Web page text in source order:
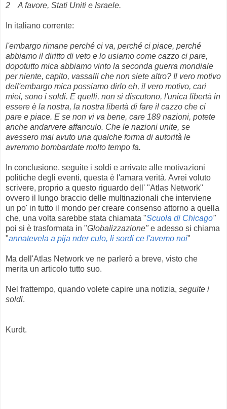
2 A favore, Stati Uniti e Israele.
In italiano corrente:
l'embargo rimane perché ci va, perché ci piace, perché
abbiamo il diritto di veto e lo usiamo come cazzo ci pare,
dopotutto mica abbiamo vinto la seconda guerra mondiale
per niente, capito, vassalli che non siete altro? Il vero motivo
dell'embargo mica possiamo dirlo eh, il vero motivo, cari
miei, sono i soldi. E quelli, non si discutono, l'unica libertà in
essere è la nostra, la nostra libertà di fare il cazzo che ci
pare e piace. E se non vi va bene, care 189 nazioni, potete
anche andarvere affanculo. Che le nazioni unite, se
avessero mai avuto una qualche forma di autorità le
avremmo bombardate molto tempo fa.
In conclusione, seguite i soldi e arrivate alle motivazioni
politiche degli eventi, questa è l'amara verità. Avrei voluto
scrivere, proprio a questo riguardo dell' "Atlas Network"
ovvero il lungo braccio delle multinazionali che interviene
un po' in tutto il mondo per creare consenso attorno a quella
che, una volta sarebbe stata chiamata "Scuola di Chicago"
poi si è trasformata in "Globalizzazione"e adesso si chiama
"annatevela a pija nder culo, li sordi ce l'avemo noi"
Ma dell'Atlas Network ve ne parlerò a breve, visto che
merita un articolo tutto suo.
Nel frattempo, quando volete capire una notizia, seguite i
soldi.
Kurdt.